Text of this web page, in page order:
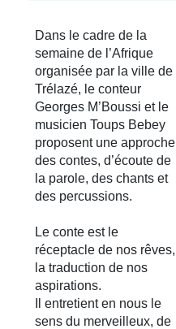
Dans le cadre de la
semaine de l’Afrique
organisée par la ville de
Trélazé, le conteur
Georges M’Boussi et le
musicien Toups Bebey
proposent une approche
des contes, d’écoute de
la parole, des chants et
des percussions.
Le conte est le
réceptacle de nos rêves,
la traduction de nos
aspirations.
Il entretient en nous le
sens du merveilleux, de